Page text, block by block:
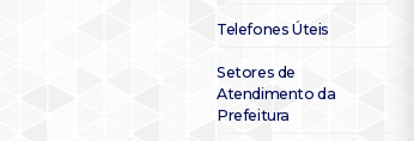
Telefones Úteis
Setores de
Atendimento da
Prefeitura